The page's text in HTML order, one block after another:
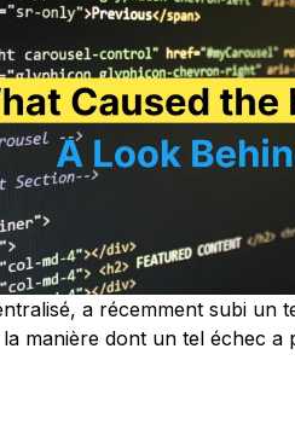
a récemment subi un
manière dont un tel échec